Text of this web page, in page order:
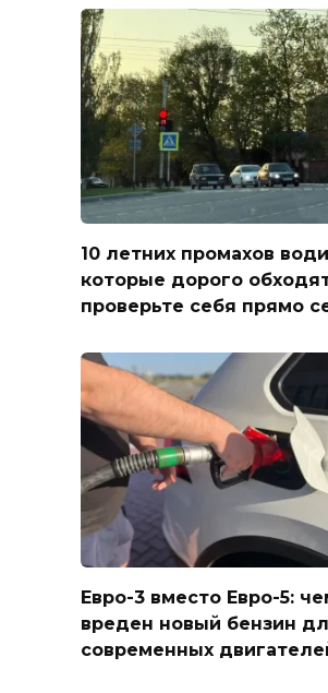
10 летних промахов
которые дорого
проверьте себя прямо
Евро-3 вместо Евро-5:
вреден новый бензин
современных